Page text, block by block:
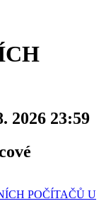
2026 23:59